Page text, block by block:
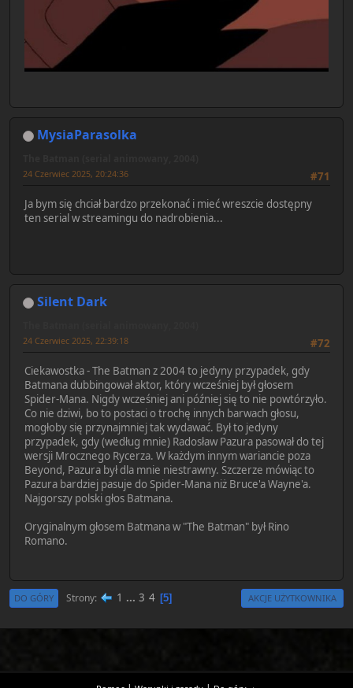
MysiaParasolka
#71
24 Czerwiec 2025, 20:24:36
Ja bym się chciał bardzo przekonać i mieć wreszcie dostępny
ten serial w streamingu do nadrobienia...
Silent Dark
#72
24 Czerwiec 2025, 22:39:18
Ciekawostka - The Batman z 2004 to jedyny przypadek, gdy
Batmana dubbingował aktor, który wcześniej był głosem
Spider-Mana. Nigdy wcześniej ani później się to nie powtórzyło.
Co nie dziwi, bo to postaci o trochę innych barwach głosu,
mogłoby się przynajmniej tak wydawać. Był to jedyny
przypadek, gdy (według mnie) Radosław Pazura pasował do tej
wersji Mrocznego Rycerza. W każdym innym wariancie poza
Beyond, Pazura był dla mnie niestrawny. Szczerze mówiąc to
Pazura bardziej pasuje do Spider-Mana niż Bruce'a Wayne'a.
Najgorszy polski głos Batmana.
Oryginalnym głosem Batmana w "The Batman" był Rino
Romano.
DO GÓRY Strony 1 ... 3 4 5 AKCJE UŻYTKOWNIKA